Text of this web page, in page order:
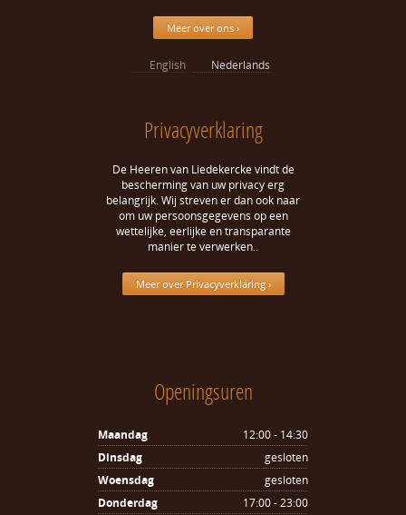
Meer over ons ›
English Nederlands
Privacyverklaring
De Heeren van Liedekercke vindt de
bescherming van uw privacy erg
belangrijk. Wij streven er dan ook naar
om uw persoonsgegevens op een
wettelijke, eerlijke en transparante
manier te verwerken..
Meer over Privacyverklaring ›
Openingsuren
Maandag
12:00 - 14:30
Dinsdag
gesloten
Woensdag
gesloten
Donderdag
17:00 - 23:00